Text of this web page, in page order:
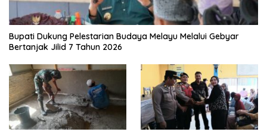
Bupati Dukung Pelestarian Budaya Melayu Melalui Gebyar
Bertanjak Jilid 7 Tahun 2026